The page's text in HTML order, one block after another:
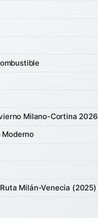
Milano-Cortina 2026
Milán-Venecia (2025)